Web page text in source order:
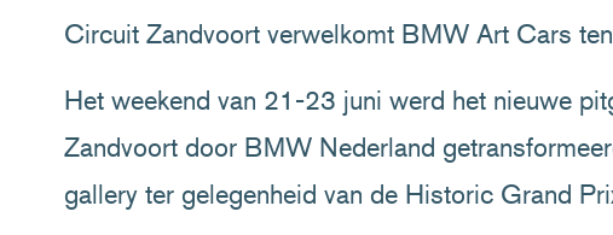
Circuit Zandvoort verwelkomt BMW Art Cars
Het weekend van 21-23 juni werd het nieuwe
Zandvoort door BMW Nederland
gallery ter gelegenheid van de Historic Grand